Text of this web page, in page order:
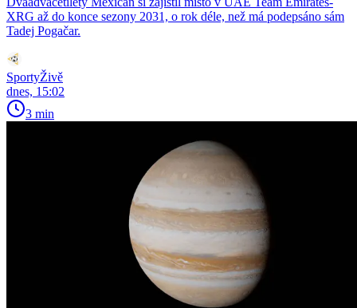
XRG až do konce sezony 2031, o rok déle, než má podepsáno sám
Tadej Pogačar.
SportyŽivě
dnes, 15:02
3 min